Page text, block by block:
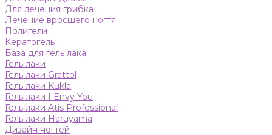
Для лечения грибка
Лечение вросшего ногтя
Полигели
Кератогель
База для гель лака
Гель лаки
Гель лаки Grattol
Гель лаки Kukla
Гель лаки I Envy You
Гель лаки Atis Professional
Гель лаки Haruyama
Дизайн ногтей